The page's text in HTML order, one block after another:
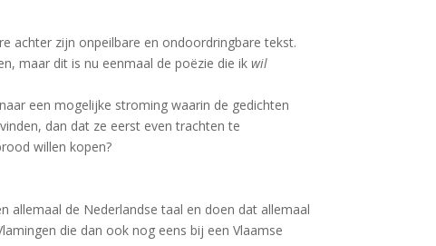
achter zijn onpeilbare en ondoordringbare tekst.
maar dit is nu eenmaal de poëzie die ikwil
een mogelijke stroming waarin de gedichten
dan dat ze eerst even trachten te
willen kopen?
allemaal de Nederlandse taal en doen dat allemaal
die dan ook nog eens bij een Vlaamse